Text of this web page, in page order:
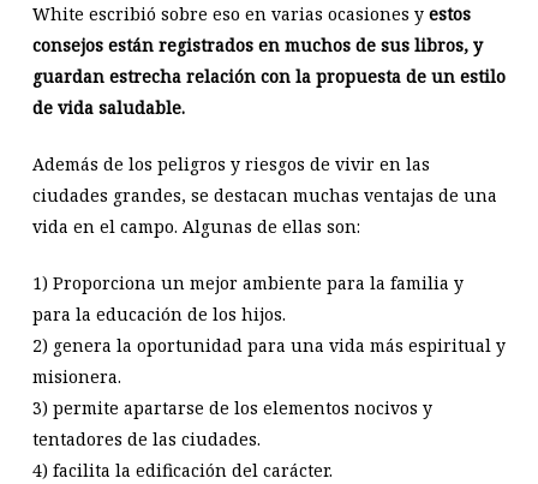
White escribió sobre eso en varias ocasiones y estos
consejos están registrados en muchos de sus libros, y
guardan estrecha relación con la propuesta de un estilo
de vida saludable.
Además de los peligros y riesgos de vivir en las
ciudades grandes, se destacan muchas ventajas de una
vida en el campo. Algunas de ellas son:
1) Proporciona un mejor ambiente para la familia y
para la educación de los hijos.
2) genera la oportunidad para una vida más espiritual y
misionera.
3) permite apartarse de los elementos nocivos y
tentadores de las ciudades.
4) facilita la edificación del carácter.